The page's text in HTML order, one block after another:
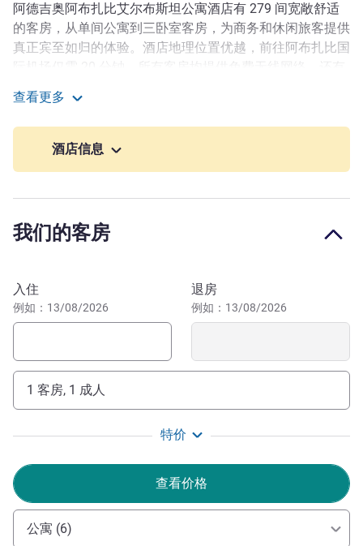
描述
阿德吉奥阿布扎比艾尔布斯坦公寓酒店有 279 间宽敞舒适
的客房，从单间公寓到三卧室客房，为商务和休闲旅客提供
真正宾至如归的体验。酒店地理位置优越，前往阿布扎比国
务。我们的专享长住价格保证物超所值，更让您有机会按自
己的节奏探索阿布扎比。
阿德吉奥阿布扎比艾尔布斯坦公寓酒店位于大使馆区享有盛
要举办足球和滑冰等活动）仅数分钟之遥。 参观令人惊叹
水晶装饰，吸引着众多朝圣者前来祈祷。
apartments allow you to visit and enjoy the comforts of
home. Do not miss out on what your destination has to
offer, here are suggestions for the essential things to
希望在阿布扎比获得舒适的住宿体验？欢迎入住本酒店，
享受设施齐全的公寓带来的舒适体验和宾至如归的环境。
Mourad BRAHMI 酒店管理
查看更多
酒店信息
我们的客房
预订此酒店
入住
例如：13/08/2026
退房
例如：13/08/2026
1 客房, 1 成人
特价
查看价格
公寓 (6)